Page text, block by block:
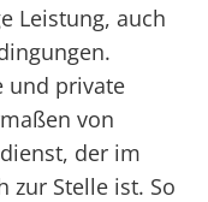
Leistung, auch
und private
von
der im
zur Stelle ist. So